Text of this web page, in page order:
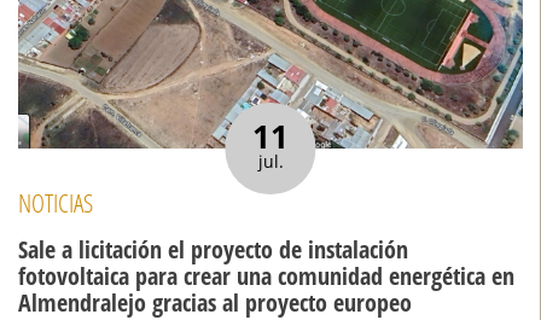
11
jul.
NOTICIAS
Sale a licitación el proyecto de instalación
fotovoltaica para crear una comunidad energética en
Almendralejo gracias al proyecto europeo